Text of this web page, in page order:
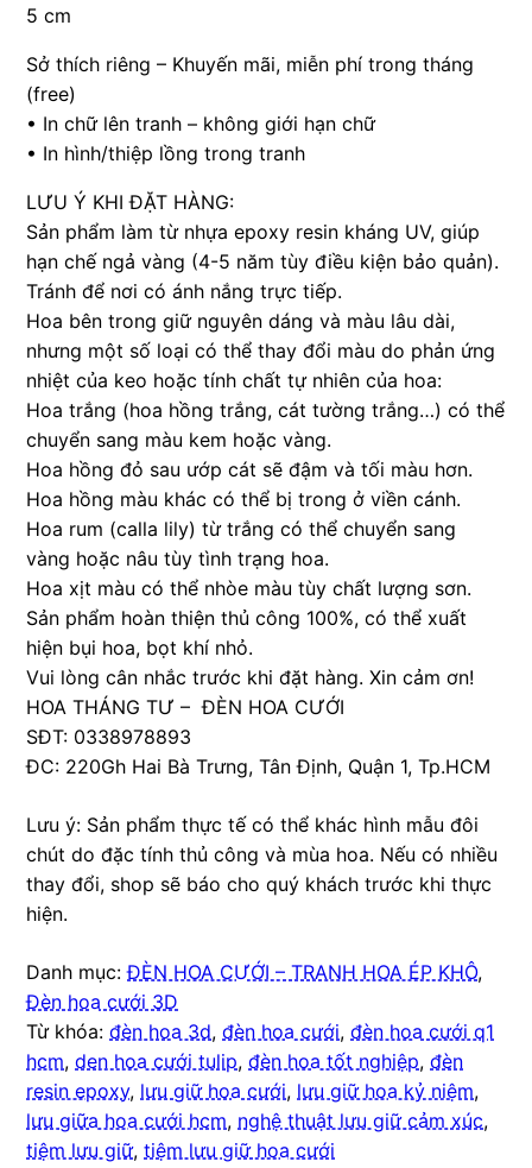
5 cm
Sở thích riêng – Khuyến mãi, miễn phí trong tháng
(free)
• In chữ lên tranh – không giới hạn chữ
• In hình/thiệp lồng trong tranh
LƯU Ý KHI ĐẶT HÀNG:
Sản phẩm làm từ nhựa epoxy resin kháng UV, giúp
hạn chế ngả vàng (4-5 năm tùy điều kiện bảo quản).
Tránh để nơi có ánh nắng trực tiếp.
Hoa bên trong giữ nguyên dáng và màu lâu dài,
nhưng một số loại có thể thay đổi màu do phản ứng
nhiệt của keo hoặc tính chất tự nhiên của hoa:
Hoa trắng (hoa hồng trắng, cát tường trắng…) có thể
chuyển sang màu kem hoặc vàng.
Hoa hồng đỏ sau ướp cát sẽ đậm và tối màu hơn.
Hoa hồng màu khác có thể bị trong ở viền cánh.
Hoa rum (calla lily) từ trắng có thể chuyển sang
vàng hoặc nâu tùy tình trạng hoa.
Hoa xịt màu có thể nhòe màu tùy chất lượng sơn.
Sản phẩm hoàn thiện thủ công 100%, có thể xuất
hiện bụi hoa, bọt khí nhỏ.
Vui lòng cân nhắc trước khi đặt hàng. Xin cảm ơn!
HOA THÁNG TƯ – ĐÈN HOA CƯỚI
SĐT: 0338978893
ĐC: 220Gh Hai Bà Trưng, Tân Định, Quận 1, Tp.HCM
Lưu ý: Sản phẩm thực tế có thể khác hình mẫu đôi
chút do đặc tính thủ công và mùa hoa. Nếu có nhiều
thay đổi, shop sẽ báo cho quý khách trước khi thực
hiện.
Danh mục:ĐÈN HOA CƯỚI – TRANH HOA ÉP KHÔ,
Đèn hoa cưới 3D
Từ khóa:đèn hoa 3d,đèn hoa cưới,đèn hoa cưới q1
hcm,den hoa cưới tulip,đèn hoa tốt nghiệp,đèn
resin epoxy, lưu giữ hoa cưới, lưu giữ hoa kỷ niệm,
lưu giữa hoa cưới hcm, nghệ thuật lưu giữ cảm xúc,
tiệm lưu giữ,tiệm lưu giữ hoa cưới